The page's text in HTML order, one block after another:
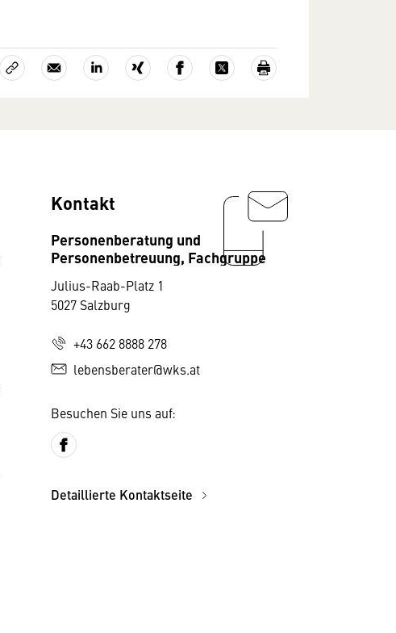
Kontakt
Personenberatung und
Personenbetreuung, Fachgruppe
Julius-Raab-Platz 1
5027 Salzburg
+43 662 8888 278
lebensberater@wks.at
Besuchen Sie uns auf:
Detaillierte Kontaktseite